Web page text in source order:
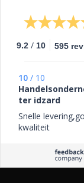
9.2 / 10 595
10 / 10
ter idzard
Snelle
kwaliteit